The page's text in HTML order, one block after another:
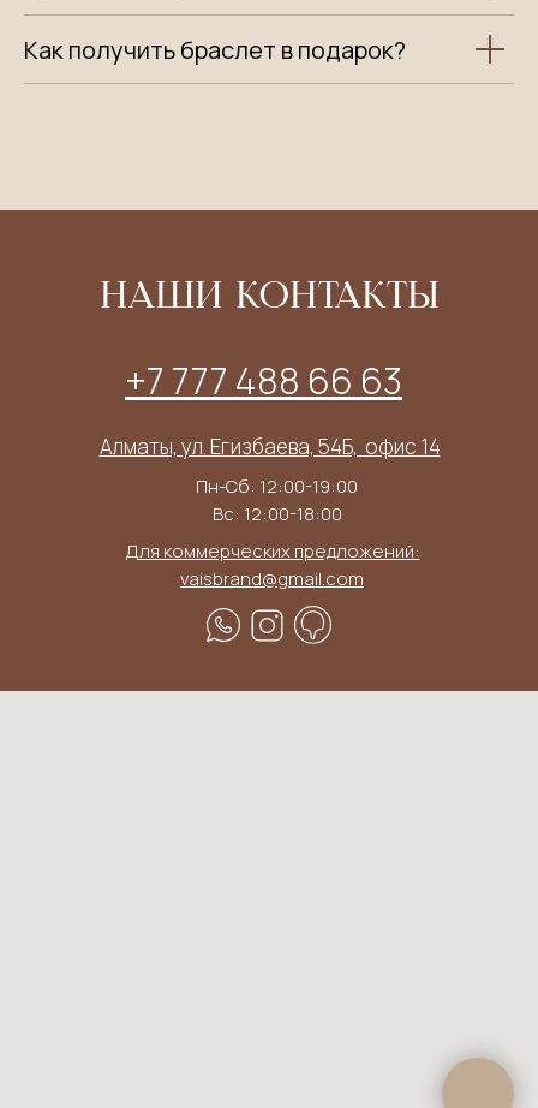
Как получить браслет в подарок?
НАШИ КОНТАКТЫ
+7 777 488 66 63
Алматы, ул. Егизбаева, 54Б, ​ офис 14
Для коммерческих предложений:
vaisbrand@gmail.com
Пн-Сб: 12:00-19:00
Вс: 12:00-18:00